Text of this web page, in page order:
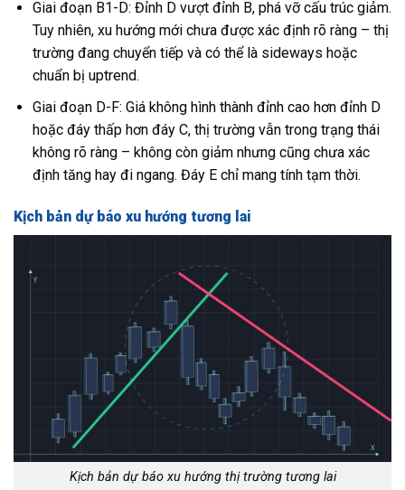
Giai đoạn B1-D: Đỉnh D vượt đỉnh B, phá vỡ cấu trúc giảm.
Tuy nhiên, xu hướng mới chưa được xác định rõ ràng – thị
trường đang chuyển tiếp và có thể là sideways hoặc
chuẩn bị uptrend.
Giai đoạn D-F: Giá không hình thành đỉnh cao hơn đỉnh D
hoặc đáy thấp hơn đáy C, thị trường vẫn trong trạng thái
không rõ ràng – không còn giảm nhưng cũng chưa xác
định tăng hay đi ngang. Đáy E chỉ mang tính tạm thời.
Kịch bản dự báo xu hướng tương lai
Kịch bản dự báo xu hướng thị trường tương lai